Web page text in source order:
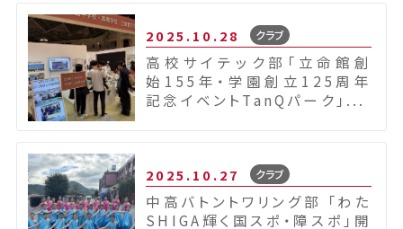
2025.10.28 クラブ
高校サイテック部「立命館創
始155年・学園創立125周年
記念イベントTanQパーク」...
2025.10.27 クラブ
中高バトントワリング部 「わた
SHIGA輝く国スポ・障スポ」開